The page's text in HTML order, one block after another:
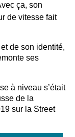
ça, son
de vitesse fait
de son identité,
ses
à niveau s’était
de la
sur la Street